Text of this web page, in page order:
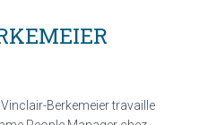
Vinclair-Berkemeier travaille